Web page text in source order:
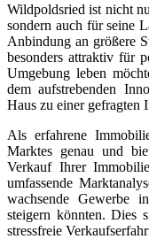
Wildpoldsried ist nicht
sondern auch für seine
Anbindung an größere
besonders attraktiv für
Umgebung leben
dem aufstrebenden
Haus zu einer gefragten
Als erfahrene
Marktes genau und
Verkauf Ihrer
umfassende
wachsende Gewerbe
steigern könnten. Dies
stressfreie